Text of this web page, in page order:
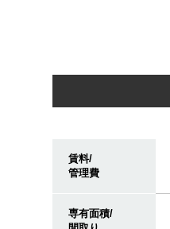
賃料/
管理費
専有面積/